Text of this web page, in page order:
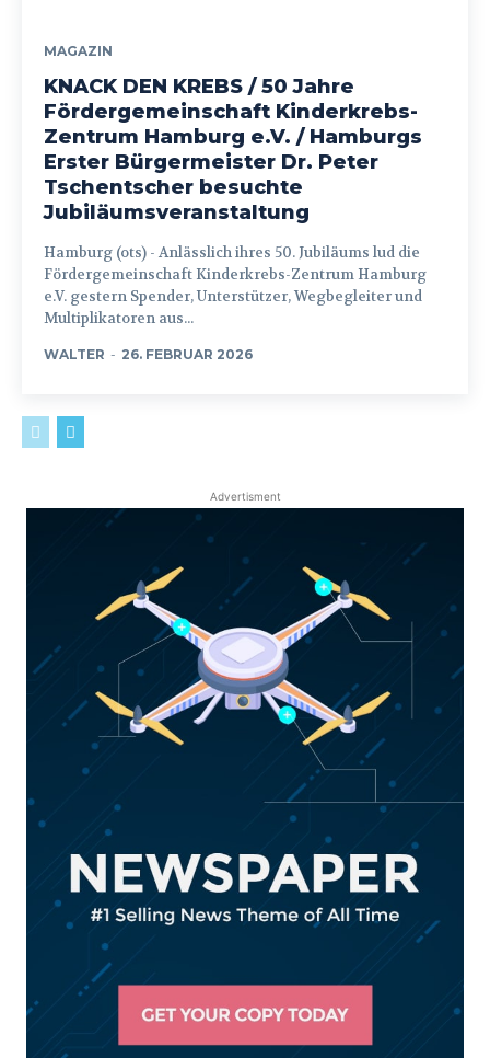
MAGAZIN
KNACK DEN KREBS / 50 Jahre
Fördergemeinschaft Kinderkrebs-
Zentrum Hamburg e.V. / Hamburgs
Erster Bürgermeister Dr. Peter
Tschentscher besuchte
Jubiläumsveranstaltung
Hamburg (ots) - Anlässlich ihres 50. Jubiläums lud die
Fördergemeinschaft Kinderkrebs-Zentrum Hamburg
e.V. gestern Spender, Unterstützer, Wegbegleiter und
Multiplikatoren aus...
WALTER - 26. FEBRUAR 2026
Advertisment